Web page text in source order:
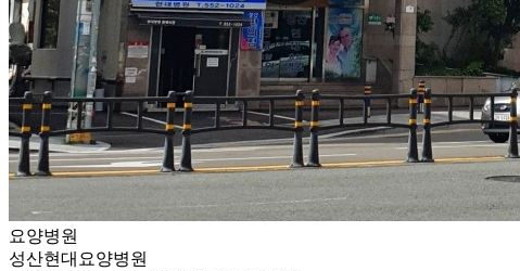
요양병원
성산현대요양병원